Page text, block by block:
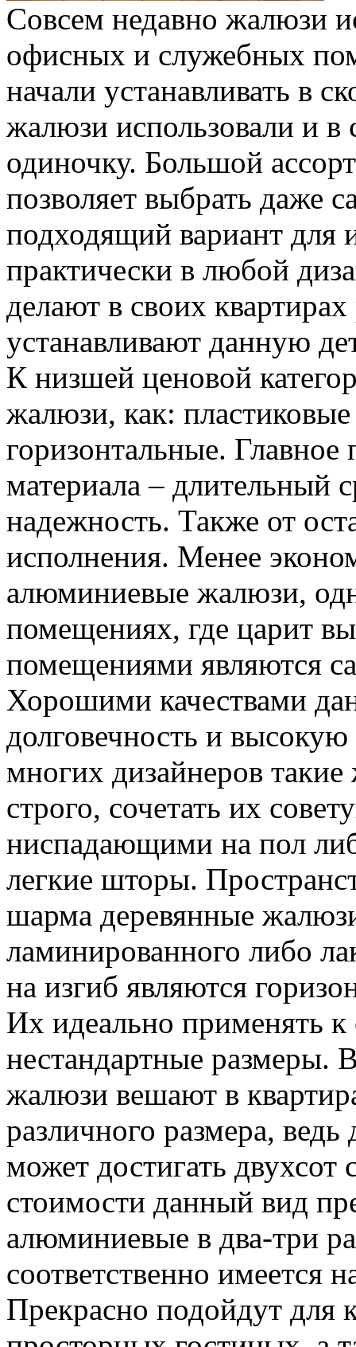
Совсем недавно жалюзи
офисных и служебных
начали устанавливать в
жалюзи использовали и
одиночку. Большой
позволяет выбрать даже
подходящий вариант для
практически в любой
делают в своих
устанавливают данную
К низшей ценовой
жалюзи, как:
горизонтальные.
материала – длительный
надежность. Также от
исполнения. Менее
алюминиевые жалюзи,
помещениях, где царит
помещениями являются
Хорошими качествами
долговечность и
многих дизайнеров
строго, сочетать их
ниспадающими на пол
легкие шторы.
шарма деревянные
ламинированного либо
на изгиб являются
Их идеально применять
нестандартные размеры.
жалюзи вешают в
различного размера,
может достигать
стоимости данный вид
алюминиевые в два-три
соответственно имеется
Прекрасно подойдут для